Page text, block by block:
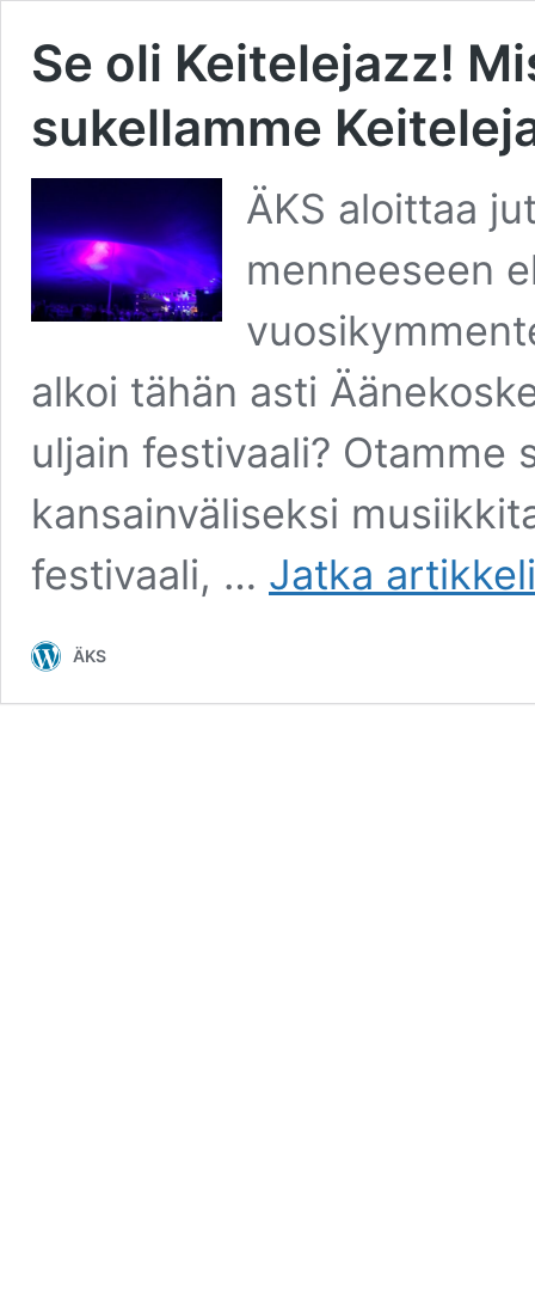
Se oli Keitelejazz!
sukellamme
ÄKS aloittaa
menneeseen
alkoi tähän asti
uljain festivaali?
kansainväliseksi
festivaali, … Jatka
ÄKS